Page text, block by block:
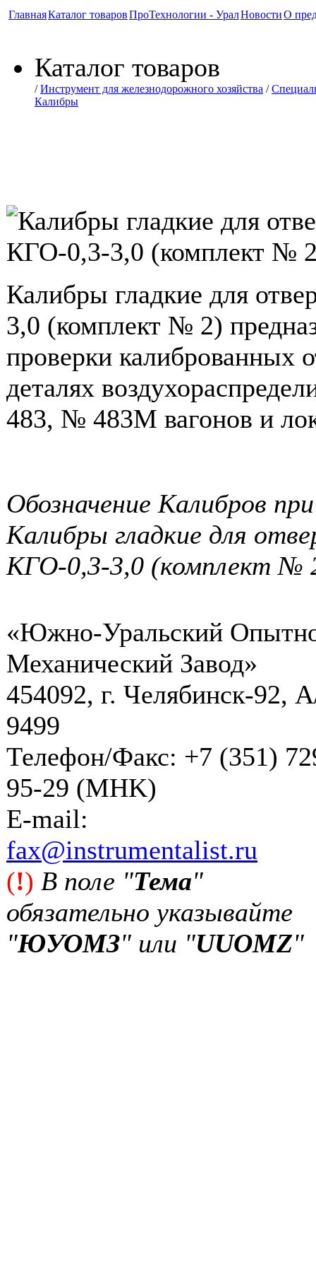
ГлавнаяКаталог товаровПроТехнологии - УралНовостиО
Каталог товаров
/Инструмент для железнодорожного хозяйства /
Калибры
Калибры гладкие для
3,0 (комплект № 2)
проверки калиброванных
деталях
483, № 483М вагонов и
Обозначение Калибров
Калибры гладкие для
КГО-0,3-3,0 (комплект №
«Южно-Уральский
Механический Завод»
454092, г. Челябинск-92,
9499
Телефон/Факс: +7 (351)
95-29 (MHK)
Е-mail:
fax@instrumentalist.ru
(!) В поле "Тема"
обязательно указывайте
"ЮУОМЗ" или "UUOMZ"